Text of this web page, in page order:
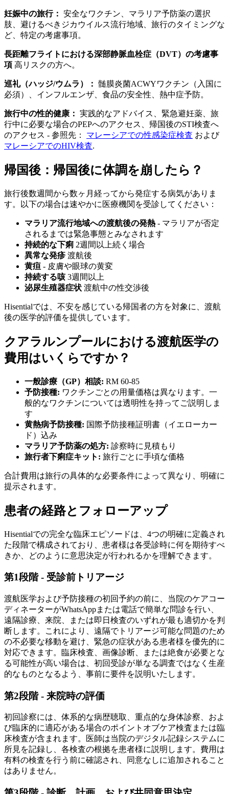
妊娠中の旅行： 安全なワクチン、マラリア予防薬の選択
肢、避けるべきジカウイルス流行地域、旅行のタイミングな
ど、特定の考慮事項。
長距離フライトにおける深部静脈血栓症（DVT）の考慮事
項 高リスクの方へ。
巡礼（ハッジ/ウムラ）： 髄膜炎菌ACWYワクチン（入国に
必須）、インフルエンザ、食品の安全性、熱中症予防。
旅行中の性的健康： 実践的なアドバイス、緊急避妊薬、旅
行中に必要な場合のPEPへのアクセス、帰国後のSTI検査へ
のアクセス - 参照先： マレーシアでの性感染症検査 および
マレーシアでのHIV検査.
帰国後：帰国後に体調を崩したら？
旅行後数週間から数ヶ月経ってから発症する病気がありま
す。以下の場合は速やかに医療機関を受診してください：
マラリア流行地域への渡航後の発熱 - マラリアが否定
されるまでは緊急事態とみなされます
持続的な下痢 2週間以上続く場合
異常な発疹渡航後
黄疸 - 皮膚や眼球の黄変
持続する咳3週間以上
泌尿生殖器症状 渡航中の性交渉後
Hisentialでは、不安を感じている帰国者の方を対象に、渡航
後の医学的評価を提供しています。
クアラルンプールにおける渡航医学の
費用はいくらですか？
一般診療（GP）相談: RM 60-85
予防接種: ワクチンごとの用量価格は異なります。一
般的なワクチンについては透明性を持ってご説明しま
す
黄熱病予防接種: 国際予防接種証明書（イエローカー
ド）込み
マラリア予防薬の処方: 診察時に見積もり
旅行者下痢症キット: 旅行ごとに手頃な価格
合計費用は旅行の具体的な必要条件によって異なり、明確に
提示されます。
患者の経路とフォローアップ
Hisentialでの完全な臨床エピソードは、4つの明確に定義され
た段階で構成されており、患者様は各受診時に何を期待すべ
きか、どのように意思決定が行われるかを理解できます。
第1段階 - 受診前トリアージ
渡航医学および予防接種の初回予約の前に、当院のケアコー
ディネーターがWhatsAppまたは電話で簡単な問診を行い、
遠隔診療、来院、または即日検査のいずれが最も適切かを判
断します。これにより、遠隔でトリアージ可能な問題のため
の不必要な移動を避け、緊急の症状がある患者様を優先的に
対応できます。臨床検査、画像診断、または絶食が必要とな
る可能性が高い場合は、初回受診が単なる調査ではなく生産
的なものとなるよう、事前に要件を説明いたします。
第2段階 - 来院時の評価
初回診察には、体系的な病歴聴取、重点的な身体診察、およ
び臨床的に適応がある場合のポイントオブケア検査または臨
床検査が含まれます。医師は当院のデジタル記録システムに
所見を記録し、各検査の根拠を患者様に説明します。費用は
有料の検査を行う前に確認され、同意なしに追加されること
はありません。